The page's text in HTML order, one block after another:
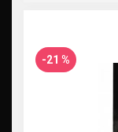
-21 %